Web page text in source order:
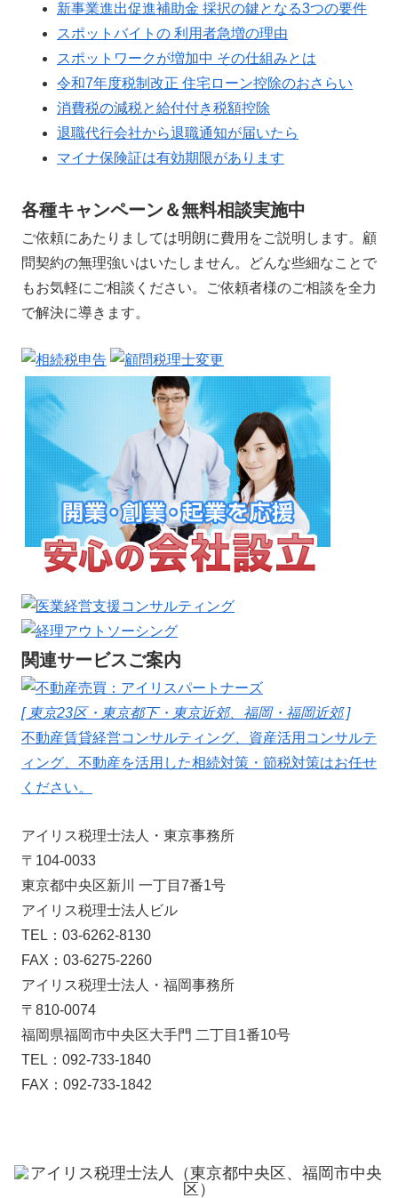
新事業進出促進補助金 採択の鍵となる3つの要件
スポットバイトの 利用者急増の理由
スポットワークが増加中 その仕組みとは
令和7年度税制改正 住宅ローン控除のおさらい
消費税の減税と給付付き税額控除
退職代行会社から退職通知が届いたら
マイナ保険証は有効期限があります
各種キャンペーン＆無料相談実施中
ご依頼にあたりましては明朗に費用をご説明します。顧
問契約の無理強いはいたしません。どんな些細なことで
もお気軽にご相談ください。ご依頼者様のご相談を全力
で解決に導きます。
関連サービスご案内
[ 東京23区・東京都下・東京近郊、福岡・福岡近郊 ]
不動産賃貸経営コンサルティング、資産活用コンサルテ
ィング、不動産を活用した相続対策・節税対策はお任せ
ください。
アイリス税理士法人・東京事務所
〒104-0033
東京都中央区新川 一丁目7番1号
アイリス税理士法人ビル
TEL：03-6262-8130
FAX：03-6275-2260
アイリス税理士法人・福岡事務所
〒810-0074
福岡県福岡市中央区大手門 二丁目1番10号
TEL：092-733-1840
FAX：092-733-1842